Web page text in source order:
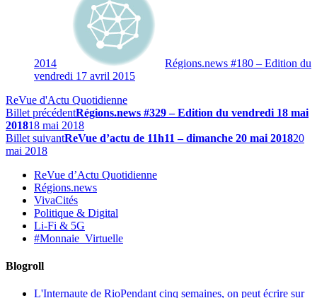
2014
Régions.news #180 – Edition du
vendredi 17 avril 2015
ReVue d'Actu Quotidienne
Billet précédentRégions.news #329 – Edition du vendredi 18 mai
201818 mai 2018
Billet suivantReVue d’actu de 11h11 – dimanche 20 mai 201820
mai 2018
ReVue d’Actu Quotidienne
Régions.news
VivaCités
Politique & Digital
Li-Fi & 5G
#Monnaie_Virtuelle
Blogroll
L'Internaute de RioPendant cinq semaines, on peut écrire sur